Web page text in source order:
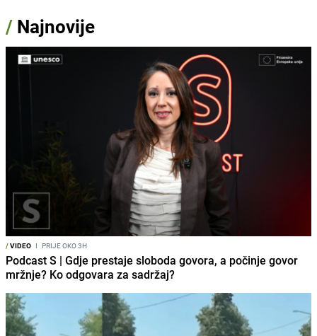
/ Najnovije
/VIDEO I PRIJE OKO 3H
Podcast S | Gdje prestaje sloboda govora, a počinje govor
mržnje? Ko odgovara za sadržaj?